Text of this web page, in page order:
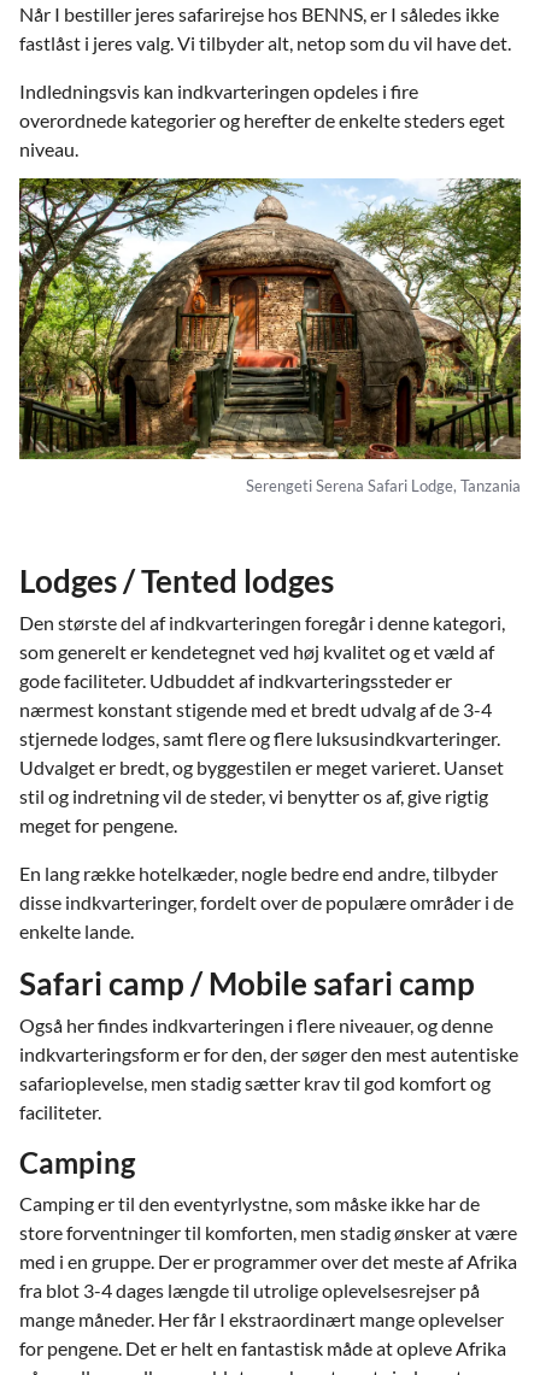
Når I bestiller jeres safarirejse hos BENNS, er I således ikke
fastlåst i jeres valg. Vi tilbyder alt, netop som du vil have det.
Indledningsvis kan indkvarteringen opdeles i fire
overordnede kategorier og herefter de enkelte steders eget
niveau.
Serengeti Serena Safari Lodge, Tanzania
Lodges / Tented lodges
Den største del af indkvarteringen foregår i denne kategori,
som generelt er kendetegnet ved høj kvalitet og et væld af
gode faciliteter. Udbuddet af indkvarteringssteder er
nærmest konstant stigende med et bredt udvalg af de 3-4
stjernede lodges, samt flere og flere luksusindkvarteringer.
Udvalget er bredt, og byggestilen er meget varieret. Uanset
stil og indretning vil de steder, vi benytter os af, give rigtig
meget for pengene.
En lang række hotelkæder, nogle bedre end andre, tilbyder
disse indkvarteringer, fordelt over de populære områder i de
enkelte lande.
Safari camp / Mobile safari camp
Også her findes indkvarteringen i flere niveauer, og denne
indkvarteringsform er for den, der søger den mest autentiske
safarioplevelse, men stadig sætter krav til god komfort og
faciliteter.
Camping
Camping er til den eventyrlystne, som måske ikke har de
store forventninger til komforten, men stadig ønsker at være
med i en gruppe. Der er programmer over det meste af Afrika
fra blot 3-4 dages længde til utrolige oplevelsesrejser på
mange måneder. Her får I ekstraordinært mange oplevelser
for pengene. Det er helt en fantastisk måde at opleve Afrika